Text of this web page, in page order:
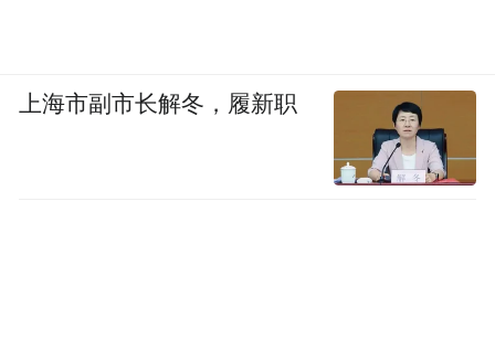
上海市副市长解冬，履新职